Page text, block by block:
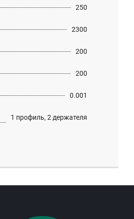
250
2300
200
200
0.001
1 профиль, 2 держателя